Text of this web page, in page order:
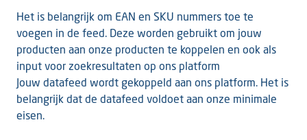
Het is belangrijk om EAN en SKU nummers toe te
voegen in de feed. Deze worden gebruikt om jouw
producten aan onze producten te koppelen en ook als
input voor zoekresultaten op ons platform
Jouw datafeed wordt gekoppeld aan ons platform. Het is
belangrijk dat de datafeed voldoet aan onze minimale
eisen.